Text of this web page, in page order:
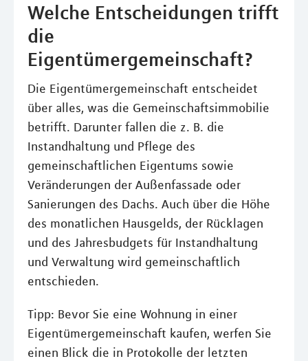
Welche Entscheidungen trifft
die
Eigentümergemeinschaft?
Die Eigentümergemeinschaft entscheidet
über alles, was die Gemeinschaftsimmobilie
betrifft. Darunter fallen die z. B. die
Instandhaltung und Pflege des
gemeinschaftlichen Eigentums sowie
Veränderungen der Außenfassade oder
Sanierungen des Dachs. Auch über die Höhe
des monatlichen Hausgelds, der Rücklagen
und des Jahresbudgets für Instandhaltung
und Verwaltung wird gemeinschaftlich
entschieden.
Tipp: Bevor Sie eine Wohnung in einer
Eigentümergemeinschaft kaufen, werfen Sie
einen Blick die in Protokolle der letzten